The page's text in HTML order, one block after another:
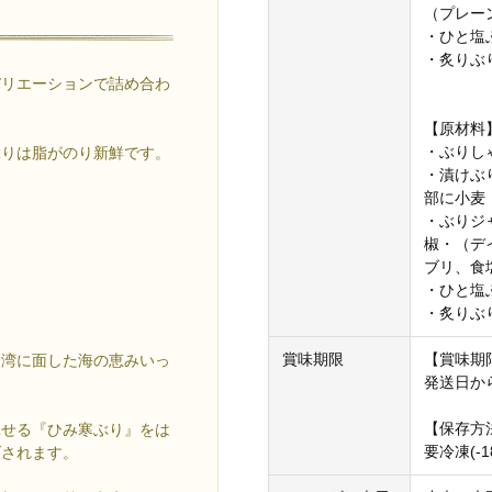
エーションで詰め合わ
は脂がのり新鮮です。
に面した海の恵みいっ
る『ひみ寒ぶり』をは
れます。
（プレ
・ひと
・炙り
【原材料
・ぶり
・漬け
部に小麦
・ぶり
椒・（デ
ブリ、食
・ひと
・炙り
賞味期限
【賞味期
発送日か
【保存方
要冷凍(-